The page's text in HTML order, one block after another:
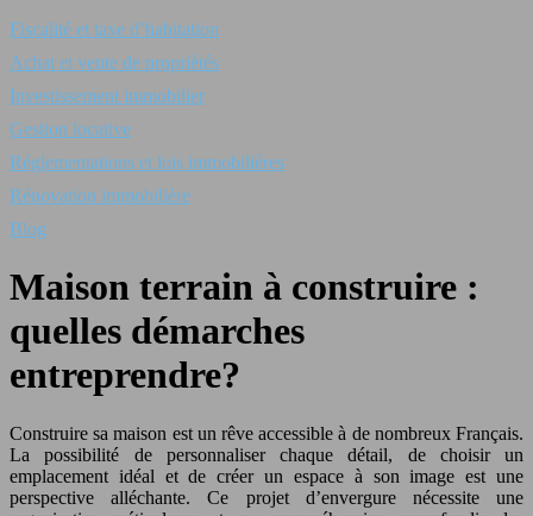
Fiscalité et taxe d’habitation
Achat et vente de propriétés
Investissement immobilier
Gestion locative
Réglementations et lois immobilières
Rénovation immobilière
Blog
Maison terrain à construire :
quelles démarches
entreprendre?
Construire sa maison est un rêve accessible à de nombreux Français.
La possibilité de personnaliser chaque détail, de choisir un
emplacement idéal et de créer un espace à son image est une
perspective alléchante. Ce projet d’envergure nécessite une